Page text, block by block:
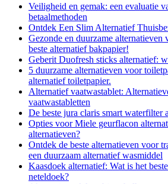
Veiligheid en gemak: een evaluatie
betaalmethoden
Ontdek Een Slim Alternatief
Gezonde en duurzame
beste alternatief bakpapier!
Geberit Duofresh sticks alternatief:
5 duurzame alternatieven voor
alternatief toiletpapier.
Alternatief vaatwastablet:
vaatwastabletten
De beste jura claris smart waterfilter
Opties voor Miele geurflacon
alternatieven?
Ontdek de beste alternatieven voor
een duurzaam alternatief wasmiddel
Kaasdoek alternatief: Wat is het
neteldoek?